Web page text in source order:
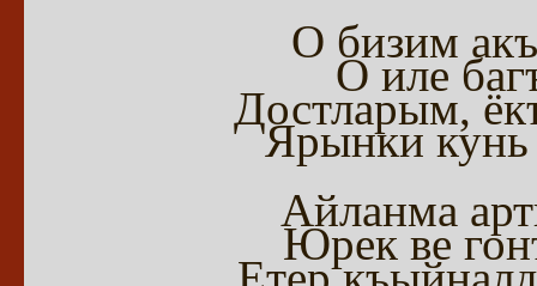
О бизим
О иле
Достларым,
Ярынки
Айланма
Юрек ве